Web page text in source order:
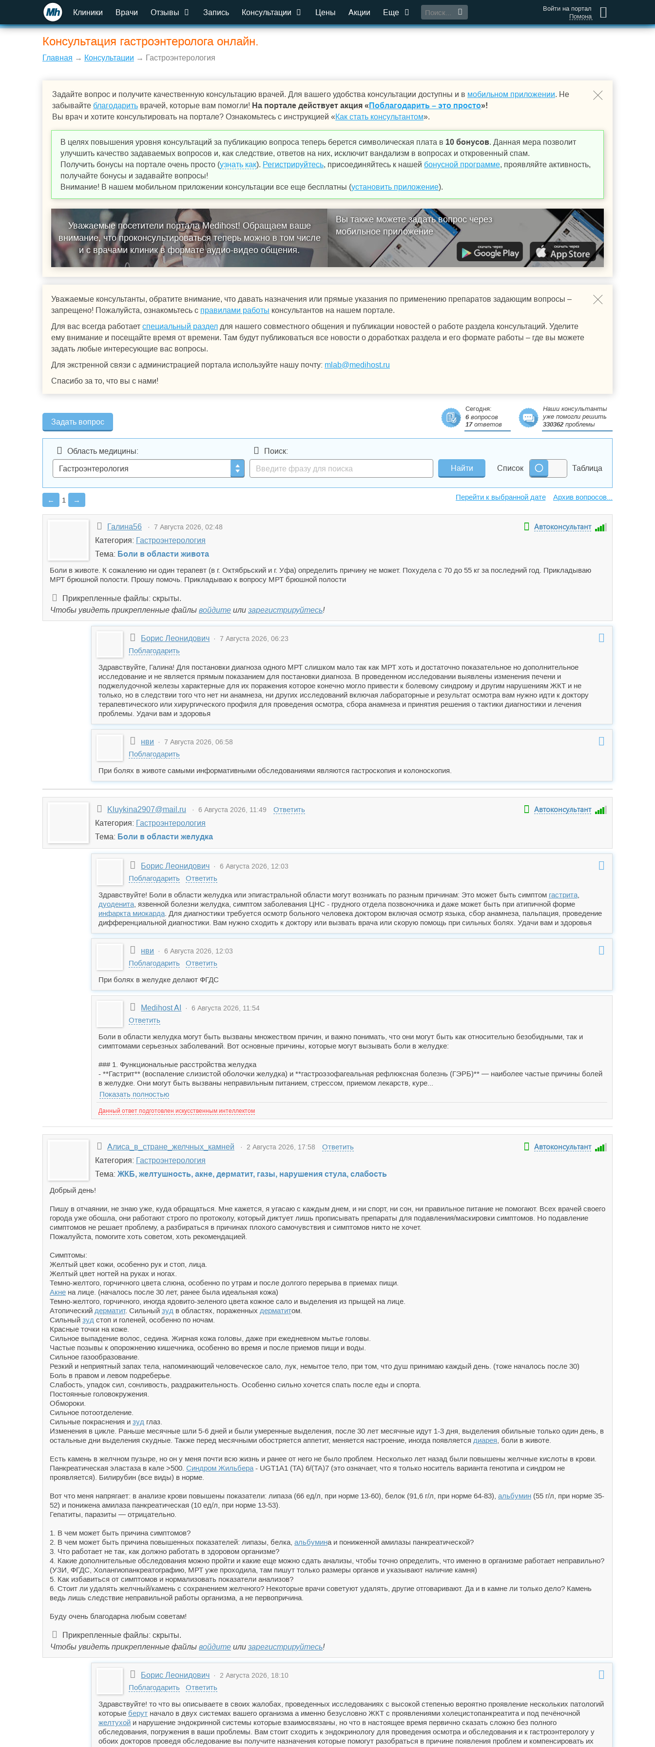
Клиники Врачи Отзывы Запись Консультации Цены Акции Еще
Войти на портал
Помона
Консультация гастроэнтеролога онлайн.
Главная → Консультации → Гастроэнтерология
Задайте вопрос и получите качественную консультацию врачей. Для вашего удобства консультации доступны и в мобильном приложении. Не
забывайте благодарить врачей, которые вам помогли! На портале действует акция « Поблагодарить – это просто»!
Вы врач и хотите консультировать на портале? Ознакомьтесь с инструкцией «Как стать консультантом».
В целях повышения уровня консультаций за публикацию вопроса теперь берется символическая плата в 10 бонусов. Данная мера позволит
улучшить качество задаваемых вопросов и, как следствие, ответов на них, исключит вандализм в вопросах и откровенный спам.
Получить бонусы на портале очень просто (узнать как). Регистрируйтесь, присоединяйтесь к нашей бонусной программе, проявляйте активность,
получайте бонусы и задавайте вопросы!
Внимание! В нашем мобильном приложении консультации все еще бесплатны (установить приложение).
Уважаемые посетители портала Medihost! Обращаем ваше
внимание, что проконсультироваться теперь можно в том числе
и с врачами клиник в формате аудио-видео общения.
Вы также можете задать вопрос через
мобильное приложение
Уважаемые консультанты, обратите внимание, что давать назначения или прямые указания по применению препаратов задающим вопросы –
запрещено! Пожалуйста, ознакомьтесь с правилами работы консультантов на нашем портале.
Для вас всегда работает специальный раздел для нашего совместного общения и публикации новостей о работе раздела консультаций. Уделите
ему внимание и посещайте время от времени. Там будут публиковаться все новости о доработках раздела и его формате работы – где вы можете
задать любые интересующие вас вопросы.
Для экстренной связи с администрацией портала используйте нашу почту: mlab@medihost.ru
Спасибо за то, что вы с нами!
Задать вопрос
Сегодня:
6вопросов
17ответов
Наши консультанты
уже помогли решить
330362 проблемы
Область медицины: Поиск:
Таблица
Список
← 1 → Архив вопросов...
Галина56 · 7 Августа 2026, 02:48 Автоконсультант
Категория: Гастроэнтерология
Тема: Боли в области живота
Боли в животе. К сожалению ни один терапевт (в г. Октябрьский и г. Уфа) определить причину не может. Похудела с 70 до 55 кг за последний год. Прикладываю
МРТ брюшной полости. Прошу помочь. Прикладываю к вопросу МРТ брюшной полости
Прикрепленные файлы: скрыты.
Чтобы увидеть прикрепленные файлы войдите или зарегистрируйтесь!
Борис Леонидович · 7 Августа 2026, 06:23
Поблагодарить
Здравствуйте, Галина! Для постановки диагноза одного МРТ слишком мало так как МРТ хоть и достаточно показательное но дополнительное
исследование и не является прямым показанием для постановки диагноза. В проведенном исследовании выявлены изменения печени и
поджелудочной железы характерные для их поражения которое конечно могло привести к болевому синдрому и другим нарушениям ЖКТ и не
только, но в следствии того что нет ни анамнеза, ни других исследований включая лабораторные и результат осмотра вам нужно идти к доктору
терапевтического или хирургического профиля для проведения осмотра, сбора анамнеза и принятия решения о тактики диагностики и лечения
проблемы. Удачи вам и здоровья
нви · 7 Августа 2026, 06:58
Поблагодарить
При болях в животе самыми информативными обследованиями являются гастроскопия и колоноскопия.
Kluykina2907@mail.ru · 6 Августа 2026, 11:49 Ответить Автоконсультант
Категория: Гастроэнтерология
Тема: Боли в области желудка
Борис Леонидович · 6 Августа 2026, 12:03
Поблагодарить
Ответить
Здравствуйте! Боли в области желудка или эпигастральной области могут возникать по разным причинам: Это может быть симптом гастрита
дуоденита , язвенной болезни желудка, симптом заболевания ЦНС - грудного отдела позвоночника и даже может быть при атипичной форме
инфаркта миокарда . Для диагностики требуется осмотр больного человека доктором включая осмотр языка, сбор анамнеза, пальпация, проведение
дифференциальной диагностики. Вам нужно сходить к доктору или вызвать врача или скорую помощь при сильных болях. Удачи вам и здоровья
нви · 6 Августа 2026, 12:03
Поблагодарить
Ответить
При болях в желудке делают ФГДС
Medihost AI · 6 Августа 2026, 11:54
Ответить
Боли в области желудка могут быть вызваны множеством причин, и важно понимать, что они могут быть как относительно безобидными, так и
симптомами серьезных заболеваний. Вот основные причины, которые могут вызывать боли в желудке:
### 1. Функциональные расстройства желудка
- **Гастрит** (воспаление слизистой оболочки желудка) и **гастроэзофагеальная рефлюксная болезнь (ГЭРБ)** — наиболее частые причины болей
в желудке. Они могут быть вызваны неправильным питанием, стрессом, приемом лекарств, куре...
Показать полностью
Данный ответ подготовлен искусственным интеллектом
Алиса_в_стране_желчных_камней · 2 Августа 2026, 17:58 Ответить Автоконсультант
Категория: Гастроэнтерология
Тема: ЖКБ, желтушность, акне, дерматит, газы, нарушения стула, слабость
Добрый день!
Пишу в отчаянии, не знаю уже, куда обращаться. Мне кажется, я угасаю с каждым днем, и ни спорт, ни сон, ни правильное питание не помогают. Всех врачей своего
города уже обошла, они работают строго по протоколу, который диктует лишь прописывать препараты для подавления/маскировки симптомов. Но подавление
симптомов не решает проблему, а разбираться в причинах плохого самочувствия и симптомов никто не хочет.
Пожалуйста, помогите хоть советом, хоть рекомендацией.
Симптомы:
Желтый цвет кожи, особенно рук и стоп, лица.
Желтый цвет ногтей на руках и ногах.
Темно-желтого, горчичного цвета слюна, особенно по утрам и после долгого перерыва в приемах пищи.
Акне на лице. (началось после 30 лет, ранее была идеальная кожа)
Темно-желтого, горчичного, иногда ядовито-зеленого цвета кожное сало и выделения из прыщей на лице.
Атопический дерматит. Сильный зуд в областях, пораженных дерматитом.
Сильный зуд стоп и голеней, особенно по ночам.
Красные точки на коже.
Сильное выпадение волос, седина. Жирная кожа головы, даже при ежедневном мытье головы.
Частые позывы к опорожнению кишечника, особенно во время и после приемов пищи и воды.
Сильное газообразование.
Резкий и неприятный запах тела, напоминающий человеческое сало, лук, немытое тело, при том, что душ принимаю каждый день. (тоже началось после 30)
Боль в правом и левом подреберье.
Слабость, упадок сил, сонливость, раздражительность. Особенно сильно хочется спать после еды и спорта.
Постоянные головокружения.
Обмороки.
Сильное потоотделение.
Сильные покраснения и зуд глаз.
Изменения в цикле. Раньше месячные шли 5-6 дней и были умеренные выделения, после 30 лет месячные идут 1-3 дня, выделения обильные только один день, в
остальные дни выделения скудные. Также перед месячными обостряется аппетит, меняется настроение, иногда появляется диарея , боли в животе.
Есть камень в желчном пузыре, но он у меня почти всю жизнь и ранее от него не было проблем. Несколько лет назад были повышены желчные кислоты в крови.
Панкреатическая эластаза в кале >500. Синдром Жильбера - UGT1A1 (TA) 6/(TA)7 (это означает, что я только носитель варианта генотипа и синдром не
проявляется). Билирубин (все виды) в норме.
Вот что меня напрягает: в анализе крови повышены показатели: липаза (66 ед/л, при норме 13-60), белок (91,6 г/л, при норме 64-83), альбумин (55 г/л, при норме 35-
52) и понижена амилаза панкреатическая (10 ед/л, при норме 13-53).
Гепатиты, паразиты — отрицательно.
1. В чем может быть причина симптомов?
2. В чем может быть причина повышенных показателей: липазы, белка, альбумина и пониженной амилазы панкреатической?
3. Что работает не так, как должно работать в здоровом организме?
4. Какие дополнительные обследования можно пройти и какие еще можно сдать анализы, чтобы точно определить, что именно в организме работает неправильно?
(УЗИ, ФГДС, Холангиопанкреатографию, МРТ уже проходила, там пишут только размеры органов и указывают наличие камня)
5. Как избавиться от симптомов и нормализовать показатели анализов?
6. Стоит ли удалять желчный/камень с сохранением желчного? Некоторые врачи советуют удалять, другие отговаривают. Да и в камне ли только дело? Камень
ведь лишь следствие неправильной работы организма, а не первопричина.
Буду очень благодарна любым советам!
Прикрепленные файлы: скрыты.
Чтобы увидеть прикрепленные файлы войдите или зарегистрируйтесь!
Борис Леонидович · 2 Августа 2026, 18:10
Поблагодарить
Ответить
Здравствуйте! то что вы описываете в своих жалобах, проведенных исследованиях с высокой степенью вероятно проявление нескольких патологий
которые берут начало в двух системах вашего организма а именно безусловно ЖКТ с проявлениями холецистопанкреатита и под печёночной
желтухой и нарушение эндокринной системы которые взаимосвязаны, но что в настоящее время первично сказать сложно без полного
обследования, погружения в ваши проблемы. Вам стоит сходить к эндокринологу для проведения осмотра и обследования и к гастроэнтерологу у
обоих докторов проведя обследование вы получите назначения которые помогут разобраться в причине появления проблем и компенсировать их